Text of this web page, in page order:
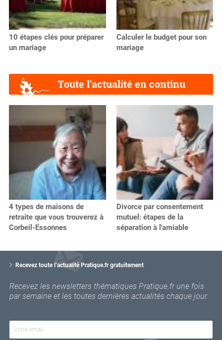
10 étapes clés pour préparer
un mariage
Calculer le budget pour son
mariage
Toute l'actualité en continu
4 types de maisons de
retraite que vous trouverez à
Corbeil-Essonnes
Divorce par consentement
mutuel: étapes de la
séparation à l'amiable
Recevez toute l’actualité Pratique.fr gratuitement
Recevez les newsletters thématiques Pratique.fr une fois
par semaine et les toutes dernières actualités chaque jour.
o
r
e
e